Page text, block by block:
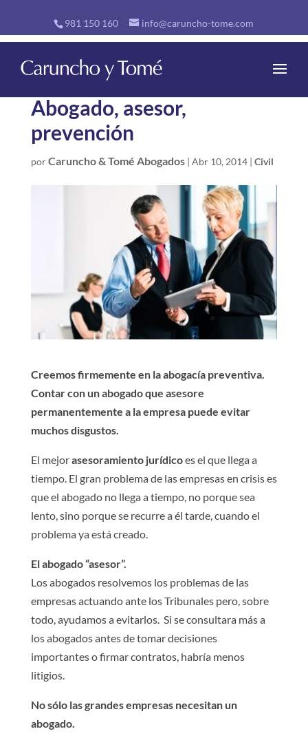
981 150 160 info@caruncho-tome.com
Abogado, asesor,
prevención
porCaruncho & Tomé Abogados| Abr 10, 2014| Civil
Creemos firmemente en la abogacía preventiva.
Contar con un abogado que asesore
permanentemente a la empresa puede evitar
muchos disgustos.
El mejorasesoramiento jurídicoes el que llega a
tiempo. El gran problema de las empresas en crisis es
que el abogado no llega a tiempo, no porque sea
lento, sino porque se recurre a él tarde, cuando el
problema ya está creado.
El abogado “asesor”.
Los abogados resolvemos los problemas de las
empresas actuando ante los Tribunales pero, sobre
todo, ayudamos a evitarlos. Si se consultara más a
los abogados antes de tomar decisiones
importantes o firmar contratos, habría menos
litigios.
No sólo las grandes empresas necesitan un
abogado.